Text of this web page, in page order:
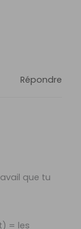
Répondre
que tu
= les